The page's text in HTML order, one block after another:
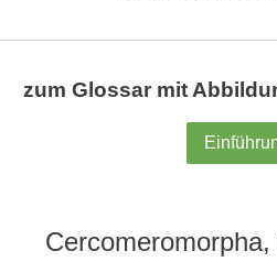
zum Glossar mit